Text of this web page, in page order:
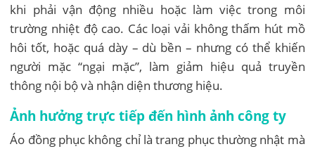
khi phải vận động nhiều hoặc làm việc trong môi
trường nhiệt độ cao. Các loại vải không thấm hút mồ
hôi tốt, hoặc quá dày – dù bền – nhưng có thể khiến
người mặc “ngại mặc”, làm giảm hiệu quả truyền
thông nội bộ và nhận diện thương hiệu.
Ảnh hưởng trực tiếp đến hình ảnh công ty
Áo đồng phục không chỉ là trang phục thường nhật mà